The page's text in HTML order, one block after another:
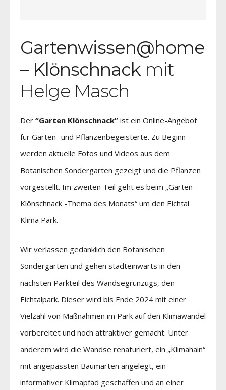
Gartenwissen@home
– Klönschnack mit
Helge Masch
Der “Garten Klönschnack” ist ein Online-Angebot
für Garten- und Pflanzenbegeisterte. Zu Beginn
werden aktuelle Fotos und Videos aus dem
Botanischen Sondergarten gezeigt und die Pflanzen
vorgestellt. Im zweiten Teil geht es beim „Garten-
Klönschnack -Thema des Monats“ um den Eichtal
Klima Park.
Wir verlassen gedanklich den Botanischen
Sondergarten und gehen stadteinwärts in den
nächsten Parkteil des Wandsegrünzugs, den
Eichtalpark. Dieser wird bis Ende 2024 mit einer
Vielzahl von Maßnahmen im Park auf den Klimawandel
vorbereitet und noch attraktiver gemacht. Unter
anderem wird die Wandse renaturiert, ein „Klimahain“
mit angepassten Baumarten angelegt, ein
informativer Klimapfad geschaffen und an einer